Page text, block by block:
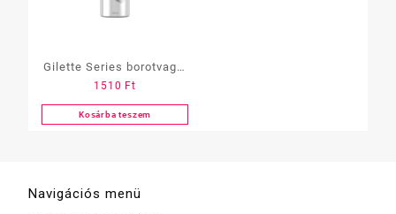
Gilette Series borotvagél
200ml
1510 Ft
Kosárba teszem
Navigációs menü